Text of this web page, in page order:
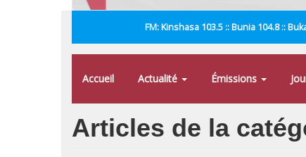
FM: Kinshasa 103.5 :: Bunia 104.8 ::
Accueil Actualité Émissions
Articles de la